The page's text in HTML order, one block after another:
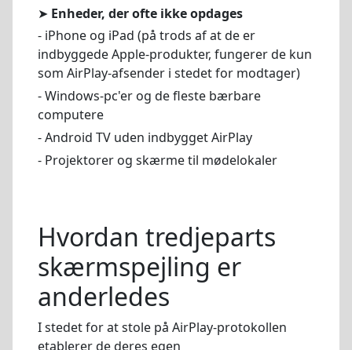
➤ Enheder, der ofte ikke opdages
- iPhone og iPad (på trods af at de er
indbyggede Apple-produkter, fungerer de kun
som AirPlay-afsender i stedet for modtager)
- Windows-pc'er og de fleste bærbare
computere
- Android TV uden indbygget AirPlay
- Projektorer og skærme til mødelokaler
Hvordan tredjeparts
skærmspejling er
anderledes
I stedet for at stole på AirPlay-protokollen
etablerer de deres egen